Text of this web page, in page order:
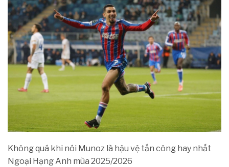
Không quá khi nói Munoz là hậu vệ tấn công hay nhất
Ngoại Hạng Anh mùa 2025/2026